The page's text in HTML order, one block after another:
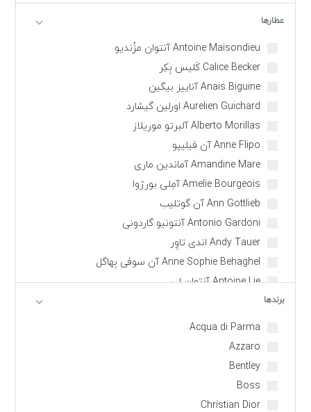
عطارها
Antoine Maisondieu آنتوان مزُندیو
Calice Becker کَلیس بِکِر
Anais Biguine آناییز بیگین
Aurelien Guichard اورلین گیشارد
Alberto Morillas آلبرتو موریلاز
Anne Flipo آن فیلیپو
Amandine Mare آماندین ماری
Amelie Bourgeois آمِلی بورژوا
Ann Gottlieb آن گوتلیب
Antonio Gardoni آنتونیو گاردونی
Andy Tauer اندی تاوِر
Anne Sophie Behaghel آن سوفی بِهاگل
Antoine Lie آنتوان لی
Bertrand Duchaufour برتراند دوشافور
Carlos Benaim کارلوس بنیم
Christophe Raynaud کریستف رِینو
Christian Provenzano کریستین پِرُوِنزانو
Christine Nagel کریستین نَژِل
برندها
Acqua di Parma
Azzaro
Bentley
Boss
Christian Dior